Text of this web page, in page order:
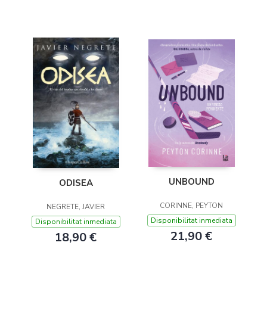
ODISEA
NEGRETE, JAVIER
Disponibilitat inmediata
18,90 €
UNBOUND
CORINNE, PEYTON
Disponibilitat inmediata
21,90 €